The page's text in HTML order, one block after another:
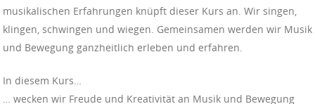
musikalischen Erfahrungen knüpft dieser Kurs an. Wir singen,
klingen, schwingen und wiegen. Gemeinsamen werden wir Musik
und Bewegung ganzheitlich erleben und erfahren.
In diesem Kurs…
… wecken wir Freude und Kreativität an Musik und Bewegung